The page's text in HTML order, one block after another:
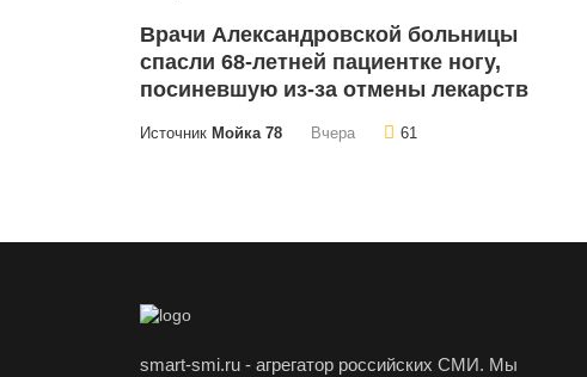
Врачи Александровской больницы
спасли 68-летней пациентке ногу,
посиневшую из-за отмены лекарств
Источник Мойка 78 Вчера 61
smart-smi.ru - агрегатор российских СМИ. Мы